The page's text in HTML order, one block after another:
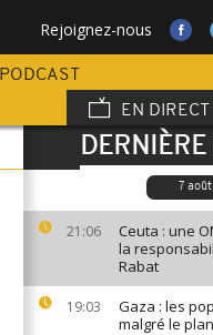
Rejoignez-nous
PODCAST
EN DIRECT
7
21:06
Ceuta : une
la
Rabat
19:03
Gaza : les
malgré le